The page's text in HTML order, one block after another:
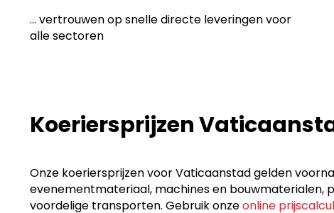
... vertrouwen op snelle directe leveringen voor
alle sectoren
Koeriersprijzen
Onze koeriersprijzen voor Vaticaanstad gelden
evenementmateriaal, machines en bouwmaterialen,
voordelige transporten. Gebruik onzeonline